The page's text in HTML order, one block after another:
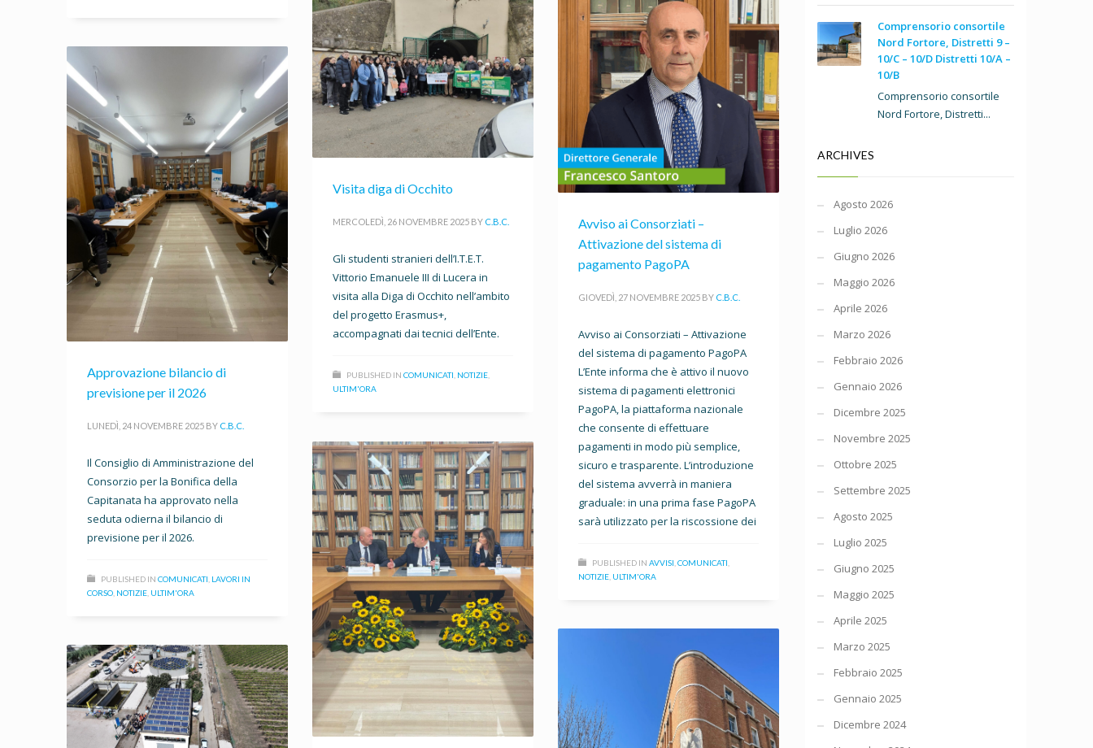
Avviso ai Consorziati –
Attivazione del sistema di
pagamento PagoPA
GIOVEDÌ, 27 NOVEMBRE 2025 BY C.B.C.
Avviso ai Consorziati – Attivazione
del sistema di pagamento PagoPA
L’Ente informa che è attivo il nuovo
sistema di pagamenti elettronici
PagoPA, la piattaforma nazionale
che consente di effettuare
pagamenti in modo più semplice,
sicuro e trasparente. L’introduzione
del sistema avverrà in maniera
graduale: in una prima fase PagoPA
sarà utilizzato per la riscossione dei
PUBLISHED IN AVVISI,COMUNICATI,
NOTIZIE, ULTIM'ORA
Visita diga di Occhito
MERCOLEDÌ, 26 NOVEMBRE 2025 BY C.B.C.
Gli studenti stranieri dell’I.T.E.T.
Vittorio Emanuele III di Lucera in
visita alla Diga di Occhito nell’ambito
del progetto Erasmus+,
accompagnati dai tecnici dell’Ente.
PUBLISHED IN COMUNICATI, NOTIZIE,
ULTIM'ORA
Approvazione bilancio di
previsione per il 2026
LUNEDÌ, 24 NOVEMBRE 2025 BY C.B.C.
Il Consiglio di Amministrazione del
Consorzio per la Bonifica della
Capitanata ha approvato nella
seduta odierna il bilancio di
previsione per il 2026.
PUBLISHED IN COMUNICATI LAVORI IN
CORSO NOTIZIE ULTIM'ORA
Comprensorio consortile
Nord Fortore, Distretti 9 –
10/C – 10/D Distretti 10/A –
10/B
Comprensorio consortile
Nord Fortore, Distretti...
ARCHIVES
Agosto 2026
Luglio 2026
Giugno 2026
Maggio 2026
Aprile 2026
Marzo 2026
Febbraio 2026
Gennaio 2026
Dicembre 2025
Novembre 2025
Ottobre 2025
Settembre 2025
Agosto 2025
Luglio 2025
Giugno 2025
Maggio 2025
Aprile 2025
Marzo 2025
Febbraio 2025
Gennaio 2025
Dicembre 2024